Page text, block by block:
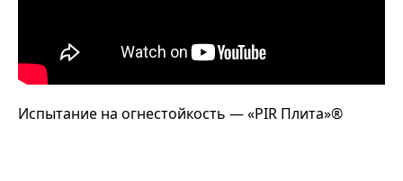
Испытание на огнестойкость — «PIR Плита»®